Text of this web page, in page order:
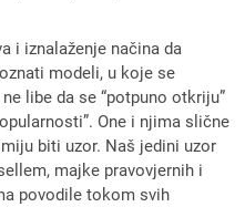
i iznalaženje načina da
modeli, u koje se
libe da se “potpuno otkriju”
One i njima slične
biti uzor. Naš jedini uzor
majke pravovjernih i
povodile tokom svih